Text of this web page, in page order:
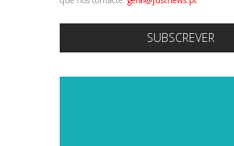
SUBSCREVER